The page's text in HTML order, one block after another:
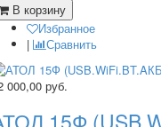
В корзину
Избранное
|
Сравнить
000,00 руб.
15Ф